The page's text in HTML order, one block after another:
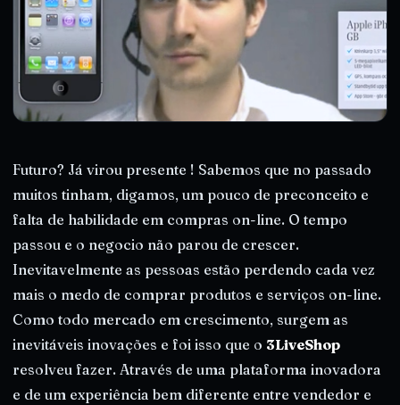
Futuro? Já virou presente ! Sabemos que no passado
muitos tinham, digamos, um pouco de preconceito e
falta de habilidade em compras on-line. O tempo
passou e o negocio não parou de crescer.
Inevitavelmente as pessoas estão perdendo cada vez
mais o medo de comprar produtos e serviços on-line.
Como todo mercado em crescimento, surgem as
inevitáveis inovações e foi isso que o 3LiveShop
resolveu fazer. Através de uma plataforma inovadora
e de um experiência bem diferente entre vendedor e